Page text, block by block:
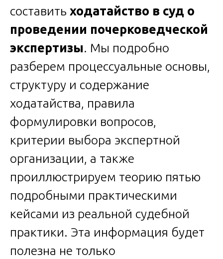
составить ходатайство в суд о
проведении почерковедческой
экспертизы. Мы подробно
разберем процессуальные основы,
структуру и содержание
ходатайства, правила
формулировки вопросов,
критерии выбора экспертной
организации, а также
проиллюстрируем теорию пятью
подробными практическими
кейсами из реальной судебной
практики. Эта информация будет
полезна не только